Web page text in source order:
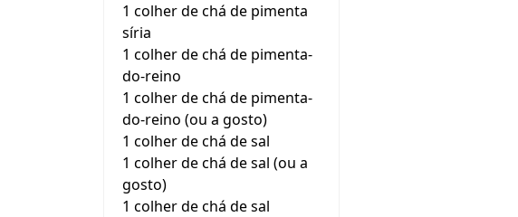
1 colher de chá de pimenta
síria
1 colher de chá de pimenta-
do-reino
1 colher de chá de pimenta-
do-reino (ou a gosto)
1 colher de chá de sal
1 colher de chá de sal (ou a
gosto)
1 colher de chá de sal